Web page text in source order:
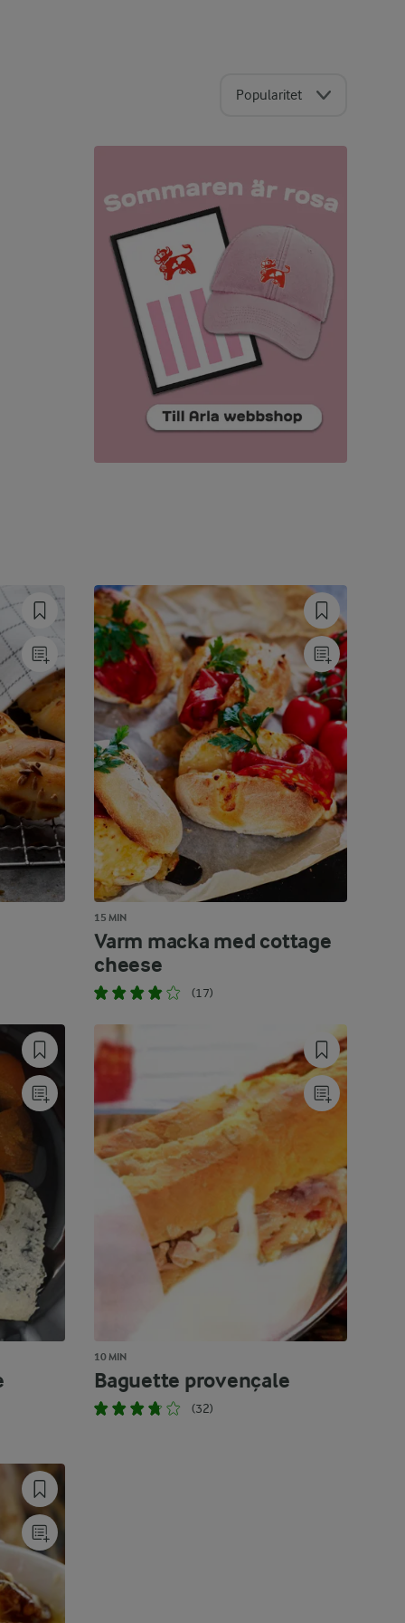
Popularitet
15 MIN
Varm macka med cottage
cheese
(17)
10 MIN
Baguette provençale
(32)